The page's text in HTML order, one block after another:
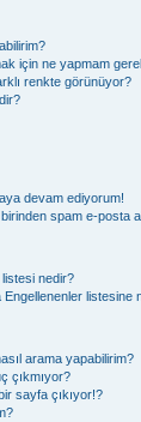
için ne yapmam
renkte görünüyor?
devam ediyorum!
spam e-posta
nedir?
Engellenenler listesine
arama yapabilirim?
çıkmıyor?
sayfa çıkıyor!?